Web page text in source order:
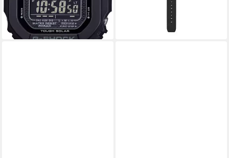
lieferbar - in 1-2 Werktagen bei dir
lieferbar - in 1-2 Werktagen bei dir